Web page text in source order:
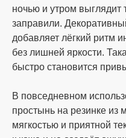
именно понедельник,
за понимание!
Способы оплаты
оплата
адресу г.
оплата
ночью и утром выглядит
заправили.
добавляет лёгкий ритм
без лишней яркости.
быстро становится
В повседневном
простынь на резинке из
мягкостью и приятной